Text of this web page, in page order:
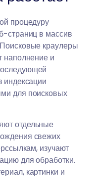
процедуру
страниц в массив
краулеры
наполнение и
индексации
для поисковых
отдельные
свежих
изучают
для обработки.
картинки и